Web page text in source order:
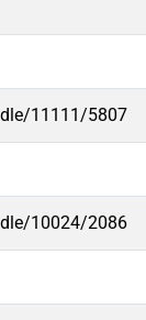
11111/5807
10024/2086